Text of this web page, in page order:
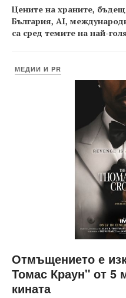
Цените на храните,
България, AI,
са сред темите на най-
МЕДИИ И PR
Отмъщението е
Томас Краун" от 5
кината